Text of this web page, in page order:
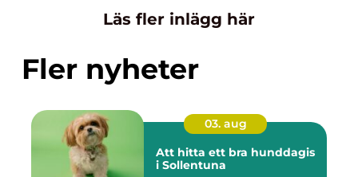
Läs fler inlägg här
Fler nyheter
03. aug
Att hitta ett bra hunddagis
i Sollentuna